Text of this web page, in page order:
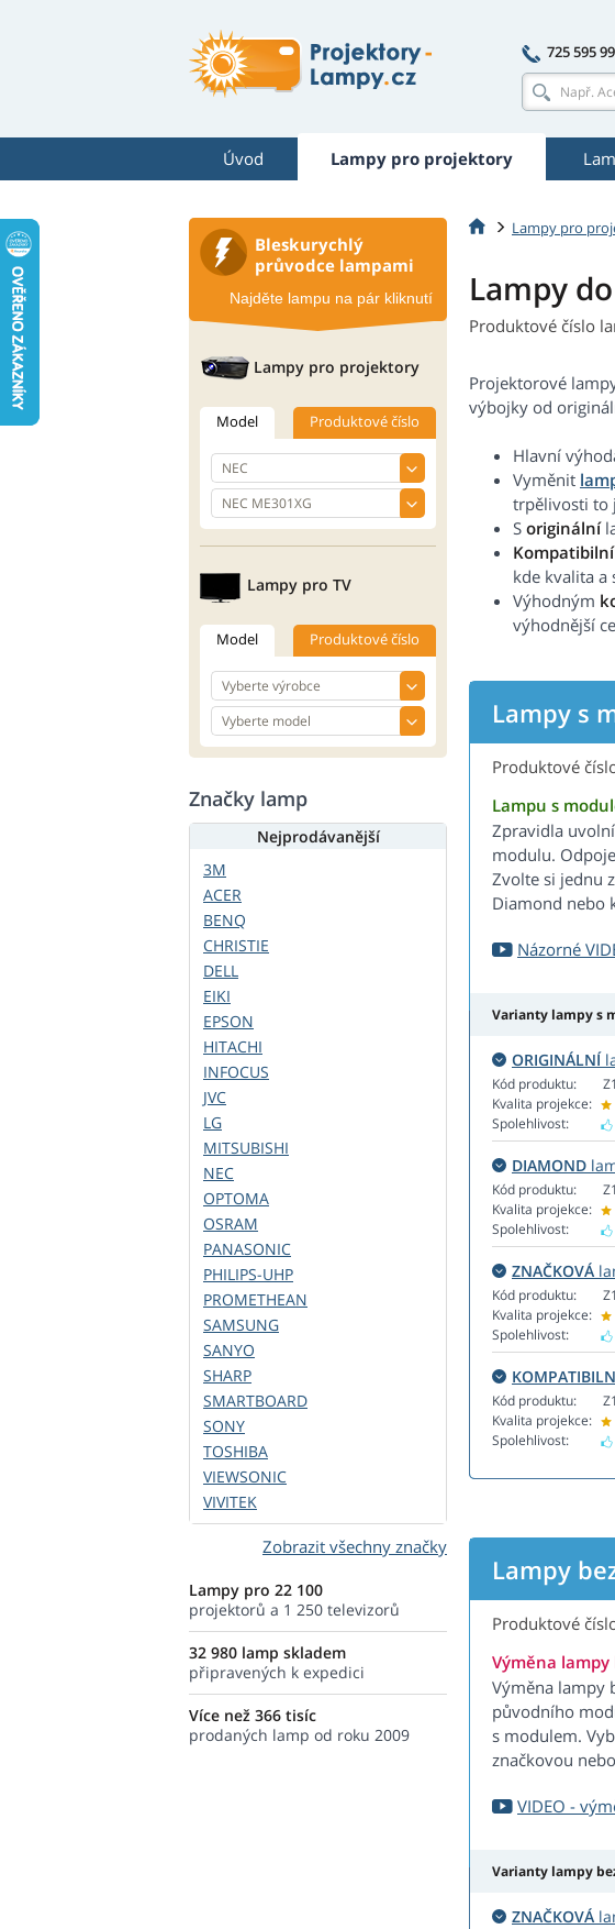
725 595
Úvod Lampy pro projektory
Lampy pro
Lampy
Produktové číslo
Projektorové
výbojky od
Hlavní
Vyměnit
trpělivosti to
S originální
Kompatibilní
kde kvalita
Výhodným
výhodnější
Lampy s
Produktové
Lampu s
Zpravidla
modulu.
Zvolte si jednu
Diamond nebo
Názorné
Varianty lampy s
ORIGINÁLNÍ
Kód produktu:
Kvalita projekce:
Spolehlivost:
DIAMOND
Kód produktu:
Kvalita projekce:
Spolehlivost:
ZNAČKOVÁ
Kód produktu:
Kvalita projekce:
Spolehlivost:
Kód produktu:
Kvalita projekce:
Spolehlivost:
Lampy
Produktové
Výměna
Výměna lampy
původního
s modulem.
značkovou
VIDEO -
Varianty lampy
ZNAČKOVÁ
Bleskurychlý
průvodce lampami
Najděte lampu na pár kliknutí
Lampy pro projektory
Model Produktové číslo
Lampy pro TV
Model Produktové číslo
Značky lamp
Nejprodávanější
3M
ACER
BENQ
CHRISTIE
DELL
EIKI
EPSON
HITACHI
INFOCUS
JVC
LG
MITSUBISHI
NEC
OPTOMA
OSRAM
PANASONIC
PHILIPS-UHP
PROMETHEAN
SAMSUNG
SANYO
SHARP
SMARTBOARD
SONY
TOSHIBA
VIEWSONIC
VIVITEK
Zobrazit všechny značky
Lampy pro 22 100
projektorů a 1 250 televizorů
32 980 lamp skladem
připravených k expedici
Více než 366 tisíc
prodaných lamp od roku 2009